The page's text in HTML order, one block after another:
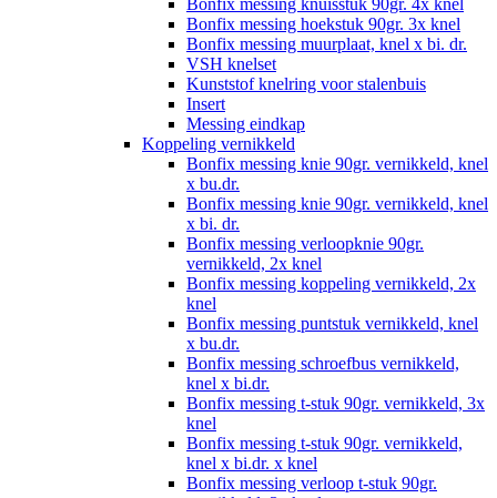
Bonfix messing knuisstuk 90gr. 4x knel
Bonfix messing hoekstuk 90gr. 3x knel
Bonfix messing muurplaat, knel x bi. dr.
VSH knelset
Kunststof knelring voor stalenbuis
Insert
Messing eindkap
Koppeling vernikkeld
Bonfix messing knie 90gr. vernikkeld, knel
x bu.dr.
Bonfix messing knie 90gr. vernikkeld, knel
x bi. dr.
Bonfix messing verloopknie 90gr.
vernikkeld, 2x knel
Bonfix messing koppeling vernikkeld, 2x
knel
Bonfix messing puntstuk vernikkeld, knel
x bu.dr.
Bonfix messing schroefbus vernikkeld,
knel x bi.dr.
Bonfix messing t-stuk 90gr. vernikkeld, 3x
knel
Bonfix messing t-stuk 90gr. vernikkeld,
knel x bi.dr. x knel
Bonfix messing verloop t-stuk 90gr.